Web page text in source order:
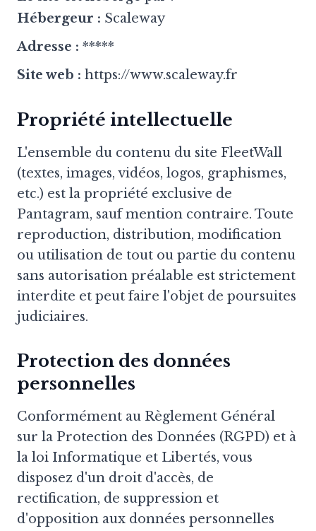
Hébergeur : Scaleway
Adresse : *****
Site web : https://www.scaleway.fr
Propriété intellectuelle
L'ensemble du contenu du site FleetWall
(textes, images, vidéos, logos, graphismes,
etc.) est la propriété exclusive de
Pantagram, sauf mention contraire. Toute
reproduction, distribution, modification
ou utilisation de tout ou partie du contenu
sans autorisation préalable est strictement
interdite et peut faire l'objet de poursuites
judiciaires.
Protection des données
personnelles
Conformément au Règlement Général
sur la Protection des Données (RGPD) et à
la loi Informatique et Libertés, vous
disposez d'un droit d'accès, de
rectification, de suppression et
d'opposition aux données personnelles